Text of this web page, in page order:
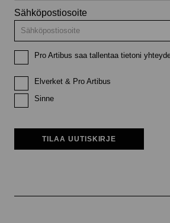
Sähköpostiosoite
Pro Artibus saa tallentaa tietoni
Elverket & Pro Artibus
Sinne
TILAA UUTISKIRJE